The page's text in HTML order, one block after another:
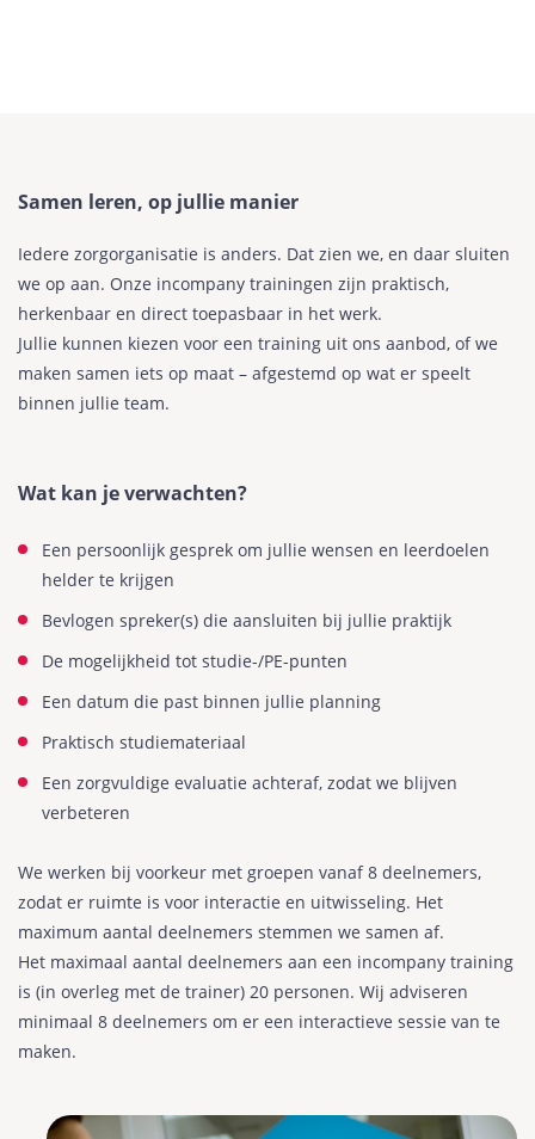
Samen leren, op jullie manier
Iedere zorgorganisatie is anders. Dat zien we, en daar sluiten
we op aan. Onze incompany trainingen zijn praktisch,
herkenbaar en direct toepasbaar in het werk.
Jullie kunnen kiezen voor een training uit ons aanbod, of we
maken samen iets op maat – afgestemd op wat er speelt
binnen jullie team.
Wat kan je verwachten?
Een persoonlijk gesprek om jullie wensen en leerdoelen
helder te krijgen
Bevlogen spreker(s) die aansluiten bij jullie praktijk
De mogelijkheid tot studie-/PE-punten
Een datum die past binnen jullie planning
Praktisch studiemateriaal
Een zorgvuldige evaluatie achteraf, zodat we blijven
verbeteren
We werken bij voorkeur met groepen vanaf 8 deelnemers,
zodat er ruimte is voor interactie en uitwisseling. Het
maximum aantal deelnemers stemmen we samen af.
Het maximaal aantal deelnemers aan een incompany training
is (in overleg met de trainer) 20 personen. Wij adviseren
minimaal 8 deelnemers om er een interactieve sessie van te
maken.